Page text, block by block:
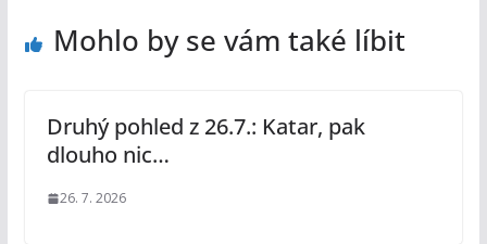
Mohlo by se vám také líbit
Druhý pohled z 26.7.: Katar, pak
dlouho nic…
26. 7. 2026